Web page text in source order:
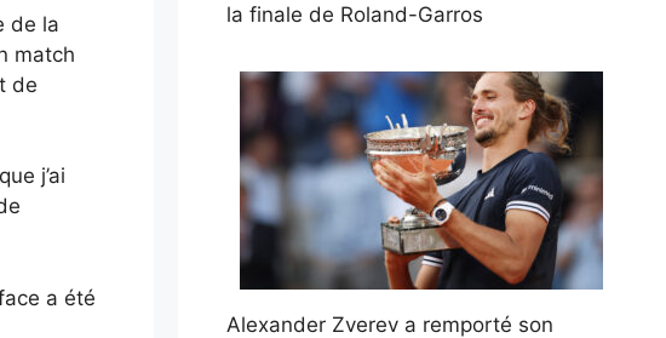
de la
match
de
j’ai
a été
la finale de Roland-Garros
Alexander Zverev a remporté son